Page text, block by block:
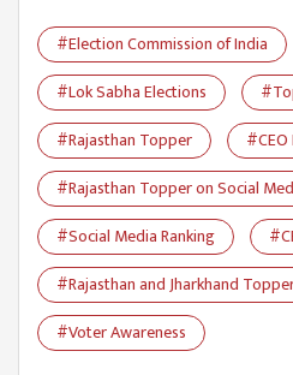
#Election Commission of India
#Lok Sabha Elections
#Rajasthan Topper
#CEO
#Rajasthan Topper on Social
#Social Media Ranking
#Rajasthan and Jharkhand
#Voter Awareness